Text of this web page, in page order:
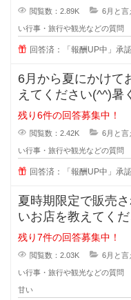
閲覧数：2.89K 6月と言
い行事・旅行や観光などの質問
回答済：「報酬UP中」承
6月から夏にかけて
えてください(^^)暑
きたくなりますよね+
残り6件の回答募集中！
閲覧数：2.42K 6月と言
い行事・旅行や観光などの質問
回答済：「報酬UP中」承
夏時期限定で販売
いお店を教えてく
たものを食べたく
残り7件の回答募集中！
閲覧数：2.03K 6月と言
い行事・旅行や観光などの質問
甘い